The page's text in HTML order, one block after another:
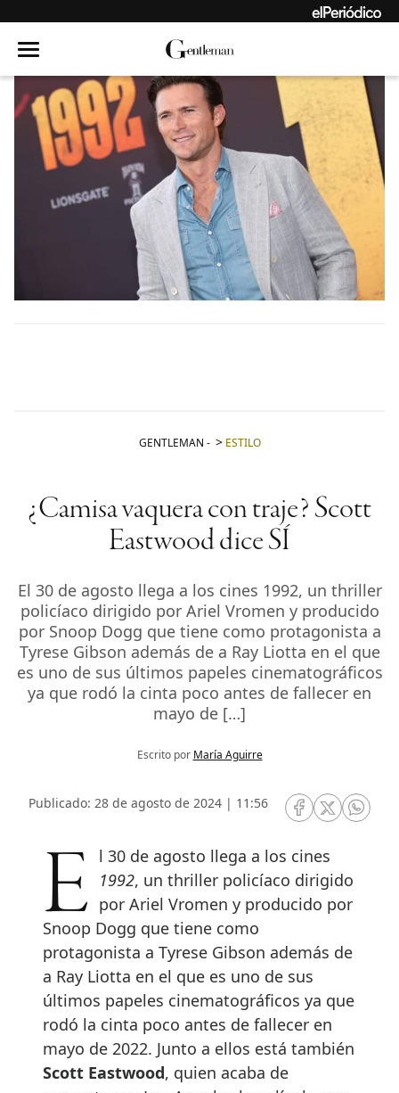
GENTLEMAN - ESTILO
¿Camisa vaquera con traje? Scott
Eastwood dice SÍ
El 30 de agosto llega a los cines 1992, un thriller
policíaco dirigido por Ariel Vromen y producido
por Snoop Dogg que tiene como protagonista a
Tyrese Gibson además de a Ray Liotta en el que
es uno de sus últimos papeles cinematográficos
ya que rodó la cinta poco antes de fallecer en
mayo de […]
Escrito por María Aguirre
Publicado: 28 de agosto de 2024 | 11:56
RRSS Facebook
RRSSRRSS
El 30 de agosto llega a los cines
1992, un thriller policíaco dirigido
por Ariel Vromen y producido por
Snoop Dogg que tiene como
protagonista a Tyrese Gibson además de
a Ray Liotta en el que es uno de sus
últimos papeles cinematográficos ya que
rodó la cinta poco antes de fallecer en
mayo de 2022. Junto a ellos está también
Scott Eastwood, quien acaba de